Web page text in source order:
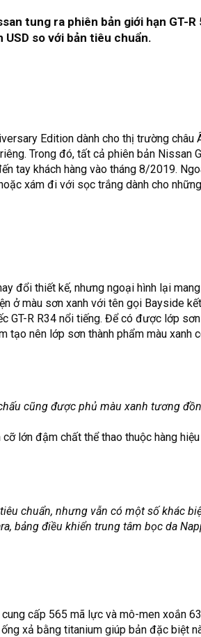
tung ra phiên bản giới hạn GT-
so với bản tiêu chuẩn.
Edition dành cho thị trường châu
Trong đó, tất cả phiên bản Nissan
tay khách hàng vào tháng 8/2019.
xám đi với sọc trắng dành cho
đổi thiết kế, nhưng ngoại hình lại
ở màu sơn xanh với tên gọi Bayside
GT-R R34 nổi tiếng. Để có được lớp
tạo nên lớp sơn thành phẩm màu xanh
cũng được phủ màu xanh tương
cỡ lớn đậm chất thể thao thuộc hàng
chuẩn, nhưng vẫn có một số khác
bảng điều khiển trung tâm bọc da
cấp 565 mã lực và mô-men xoắn
xả bằng titanium giúp bản đặc biệt